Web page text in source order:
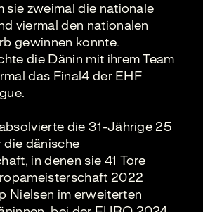
sie zweimal die nationale
viermal den nationalen
gewinnen konnte.
die Dänin mit ihrem Team
das Final4 der EHF
die 31-Jährige 25
die dänische
in denen sie 41 Tore
2022
Nielsen im erweiterten